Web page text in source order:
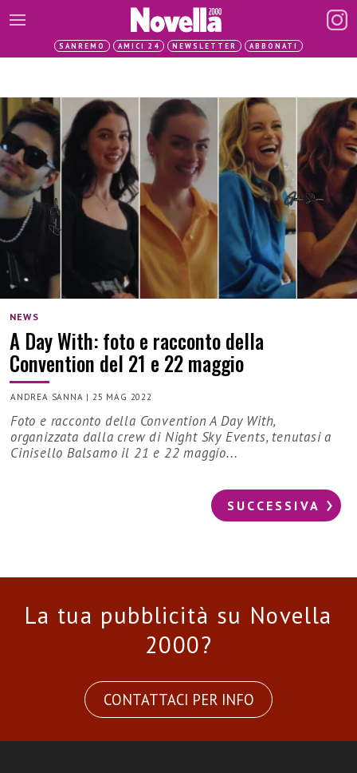
SANREMO AMICI 24 NEWSLETTER ABBONATI
NEWS
A Day With: foto e racconto della
Convention del 21 e 22 maggio
ANDREA SANNA |25 MAG 2022
Foto e racconto della Convention A Day With,
organizzata dalla crew di Night Sky Events, tenutasi a
Cinisello Balsamo il 21 e 22 maggio...
SUCCESSIVA
La tua pubblicità su Novella
2000?
CONTATTACI PER INFO